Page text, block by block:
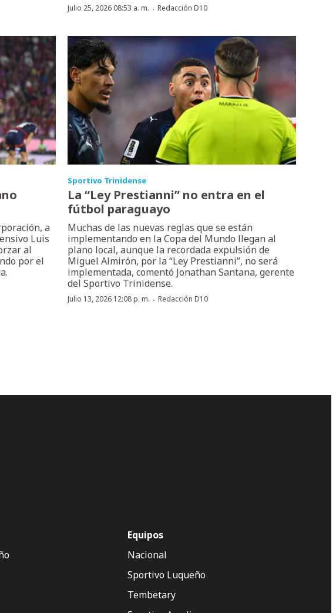
Julio 25, 2026 08:53 a. m. · Redacción D10
a
Luis
al
por el
Sportivo Trinidense
La “Ley Prestianni” no entra en el
fútbol paraguayo
Muchas de las nuevas reglas que se están
implementando en la Copa del Mundo llegan al
plano local, aunque la recordada expulsión de
Miguel Almirón, por la “Ley Prestianni”, no será
implementada, comentó Jonathan Santana, gerente
del Sportivo Trinidense.
Julio 13, 2026 12:08 p. m. · Redacción D10
Equipos
Nacional
Sportivo Luqueño
Tembetary